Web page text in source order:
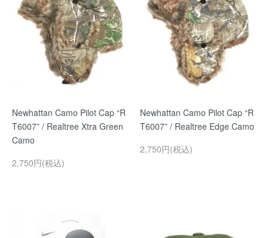
Newhattan Camo Pilot Cap “R
T6007” / Realtree Xtra Green
Camo
2,750円(税込)
Newhattan Camo Pilot Cap “R
T6007” / Realtree Edge Camo
2,750円(税込)